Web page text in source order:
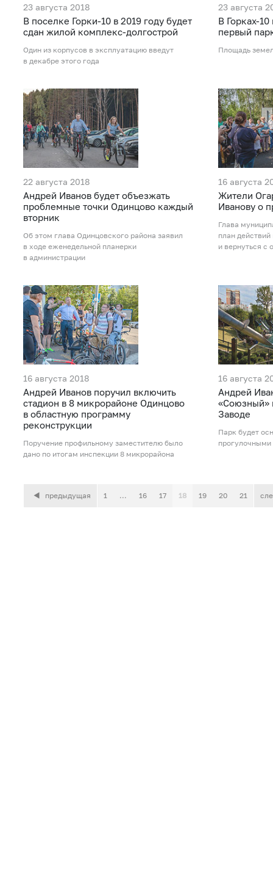
23 августа 2018
В поселке Горки-10 в 2019 году будет
сдан жилой комплекс-долгострой
Один из корпусов в эксплуатацию введут
в декабре этого года
23 августа
В Горках-
первый
Площадь
22 августа 2018
Андрей Иванов будет объезжать
проблемные точки Одинцово каждый
вторник
Об этом глава Одинцовского района заявил
в ходе еженедельной планерки
в администрации
16 августа
Жители
Иванову о
Глава
план
и вернуться с
16 августа 2018
Андрей Иванов поручил включить
стадион в 8 микрорайоне Одинцово
в областную программу
реконструкции
Поручение профильному заместителю было
дано по итогам инспекции 8 микрорайона
16 августа
Андрей
«Союзный»
Заводе
Парк будет
прогулочными
предыдущая 1 ... 16 17 18 19 20 21